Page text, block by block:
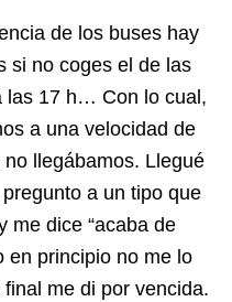
de los buses hay
si no coges el de las
las 17 h… Con lo cual,
a una velocidad de
llegábamos. Llegué
a un tipo que
me dice “acaba de
principio no me lo
me di por vencida.